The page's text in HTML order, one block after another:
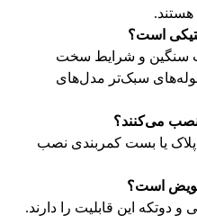
است؟
سنگین و شرایط سخت
سبک‌تر مدل‌های
می‌کنند؟
یا بست کمربندی نصب
است؟
و دوتکه این قابلیت را دارند.